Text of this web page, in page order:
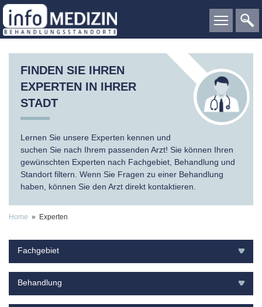
FINDEN SIE IHREN
EXPERTEN IN IHRER
STADT
Lernen Sie unsere Experten kennen und
suchen Sie nach Ihrem passenden Arzt! Sie können Ihren
gewünschten Experten nach Fachgebiet, Behandlung und
Standort filtern. Wenn Sie Fragen zu einer Behandlung
haben, können Sie den Arzt direkt kontaktieren.
Home » Experten